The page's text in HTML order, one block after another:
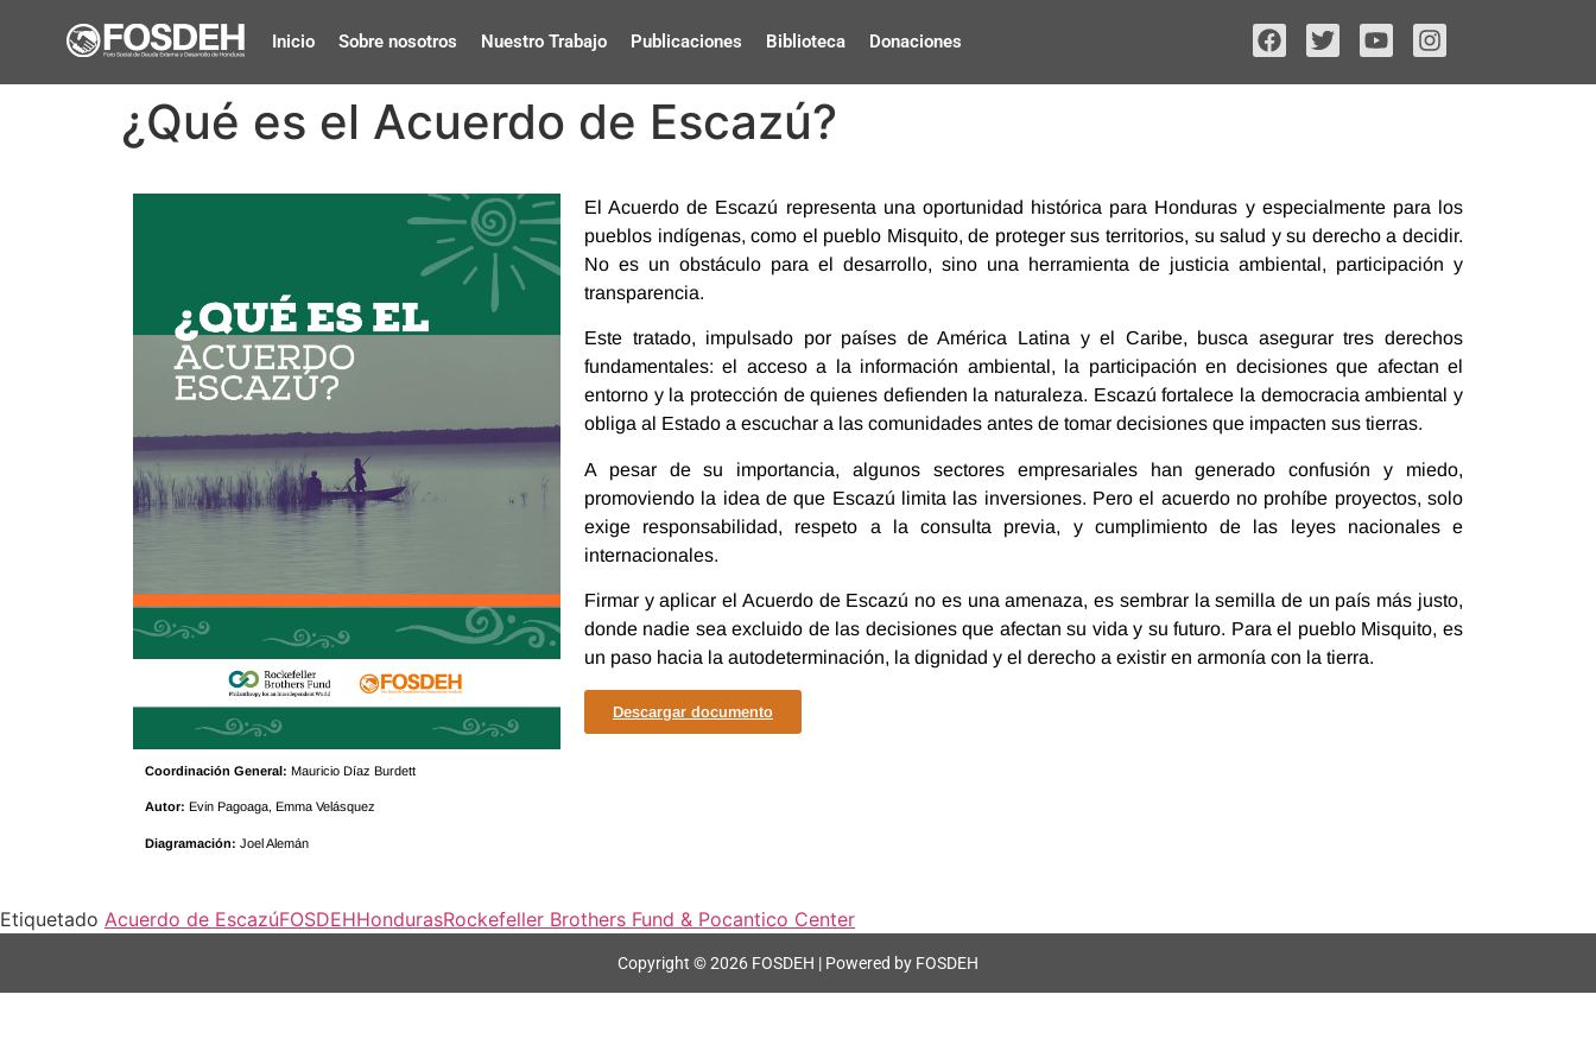
Inicio Sobre nosotros Nuestro Trabajo Publicaciones Biblioteca Donaciones
¿Qué es el Acuerdo de Escazú?
Coordinación General: Mauricio Díaz Burdett
Autor: Evin Pagoaga, Emma Velásquez
Diagramación: Joel Alemán
El Acuerdo de Escazú representa una oportunidad histórica para Honduras y especialmente para los
pueblos indígenas, como el pueblo Misquito, de proteger sus territorios, su salud y su derecho a decidir.
No es un obstáculo para el desarrollo, sino una herramienta de justicia ambiental, participación y
transparencia.
Este tratado, impulsado por países de América Latina y el Caribe, busca asegurar tres derechos
fundamentales: el acceso a la información ambiental, la participación en decisiones que afectan el
entorno y la protección de quienes defienden la naturaleza. Escazú fortalece la democracia ambiental y
obliga al Estado a escuchar a las comunidades antes de tomar decisiones que impacten sus tierras.
A pesar de su importancia, algunos sectores empresariales han generado confusión y miedo,
promoviendo la idea de que Escazú limita las inversiones. Pero el acuerdo no prohíbe proyectos, solo
exige responsabilidad, respeto a la consulta previa, y cumplimiento de las leyes nacionales e
internacionales.
Firmar y aplicar el Acuerdo de Escazú no es una amenaza, es sembrar la semilla de un país más justo,
donde nadie sea excluido de las decisiones que afectan su vida y su futuro. Para el pueblo Misquito, es
un paso hacia la autodeterminación, la dignidad y el derecho a existir en armonía con la tierra.
Descargar documento
Etiquetado Acuerdo de EscazúFOSDEHHondurasRockefeller Brothers Fund & Pocantico Center
Copyright © 2026 FOSDEH | Powered by FOSDEH